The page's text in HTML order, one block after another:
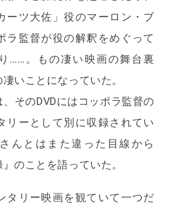
ーツ大佐」役のマーロン・ブ
ラ監督が役の解釈をめぐって
……。もの凄い映画の舞台裏
いことになっていた。
そのDVDにはコッポラ監督の
リーとして別に収録されてい
んとはまた違った目線から
』のことを語っていた。
タリー映画を観ていて一つだ